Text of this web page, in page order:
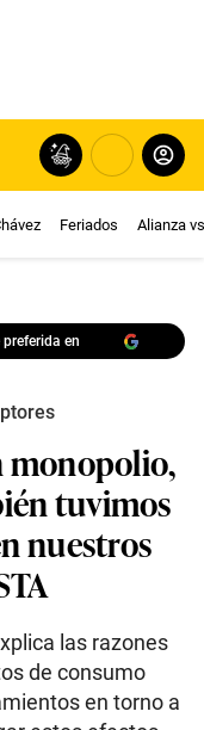
Feriados Alianza
en
monopolio,
tuvimos
nuestros
las razones
de consumo
en torno a